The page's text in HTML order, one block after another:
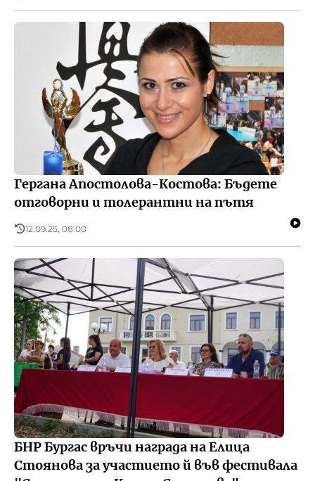
Гергана Апостолова-Костова: Бъдете
отговорни и толерантни на пътя
12.09.25, 08:00
БНР Бургас връчи награда на Елица
Стоянова за участието й във фестивала